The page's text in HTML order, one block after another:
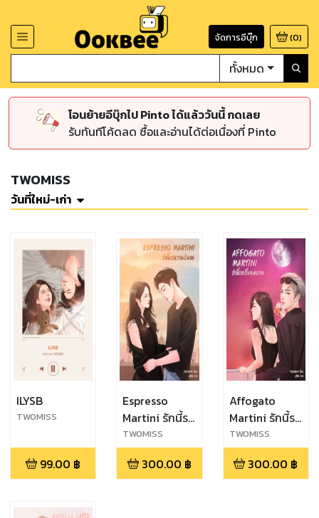
จัดการอีบุ๊ก (0)
ทั้งหมด
โอนย้ายอีบุ๊กไป Pinto ได้แล้ววันนี้ กดเลย
รับทันทีโค้ดลด ซื้อและอ่านได้ต่อเนื่องที่ Pinto
TWOMISS
วันที่ใหม่-เก่า
ILYSB
TWOMISS
99.00 ฿
Espresso
Martini รักนี้รส
หวานปนขม
TWOMISS
300.00 ฿
Affogato
Martini รักนี้รส
เปรี้ยวอมหวาน
TWOMISS
300.00 ฿